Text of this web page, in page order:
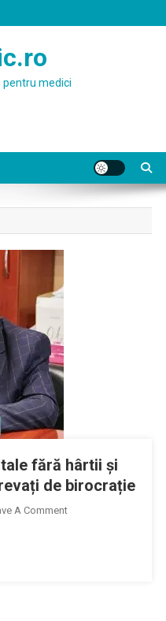
pentru medici
fără hârtii și
de birocrație
A CommentOn